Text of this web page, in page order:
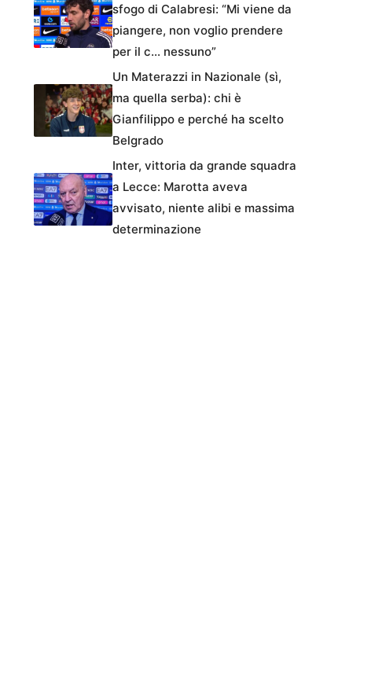
sfogo di Calabresi: “Mi viene da
piangere, non voglio prendere
per il c… nessuno”
Un Materazzi in Nazionale (sì,
ma quella serba): chi è
Gianfilippo e perché ha scelto
Belgrado
Inter, vittoria da grande squadra
a Lecce: Marotta aveva
avvisato, niente alibi e massima
determinazione